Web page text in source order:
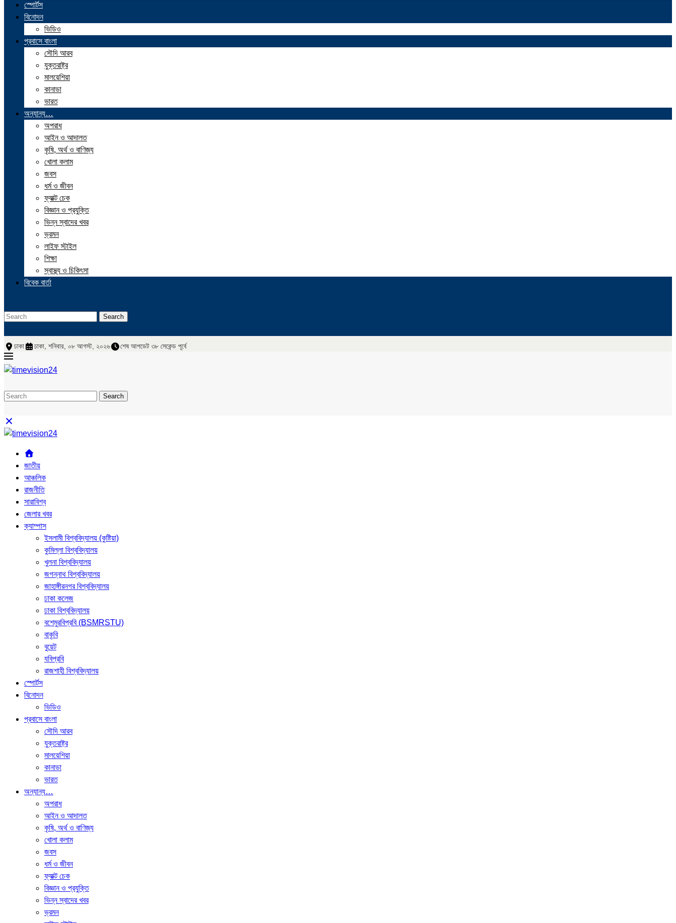
স্পোর্টস
বিনোদন
ভিডিও
প্রবাসে বাংলা
সৌদি আরব
যুক্তরাষ্ট্র
মালয়েশিয়া
কানাডা
ভারত
অন্যান্য…
অপরাধ
আইন ও আদালত
কৃষি, অর্থ ও বাণিজ্য
খোলা কলাম
জবস
ধর্ম ও জীবন
ফ্যাক্ট চেক
বিজ্ঞান ও প্রযুক্তি
ভিন্ন স্বাদের খবর
ভ্রমন
লাইফ স্টাইল
শিক্ষা
স্বাস্থ্য ও চিকিৎসা
বিবেক বার্তা
Search
ঢাকা ঢাকা, শনিবার, ০৮ আগস্ট, ২০২৬ শেষ আপডেট ৩৮ সেকেন্ড পূর্বে
Search
জাতীয়
আঞ্চলিক
রাজনীতি
সারাবিশ্ব
জেলার খবর
ক্যাম্পাস
ইসলামী বিশ্ববিদ্যালয় (কুষ্টিয়া)
কুমিল্লা বিশ্ববিদ্যালয়
খুলনা বিশ্ববিদ্যালয়
জগন্নাথ বিশ্ববিদ্যালয়
জাহাঙ্গীরনগর বিশ্ববিদ্যালয়
ঢাকা কলেজ
ঢাকা বিশ্ববিদ্যালয়
বশেমুরবিপ্রবি (BSMRSTU)
বাকৃবি
বুয়েট
যবিপ্রবি
রাজশাহী বিশ্ববিদ্যালয়
স্পোর্টস
বিনোদন
ভিডিও
প্রবাসে বাংলা
সৌদি আরব
যুক্তরাষ্ট্র
মালয়েশিয়া
কানাডা
ভারত
অন্যান্য…
অপরাধ
আইন ও আদালত
কৃষি, অর্থ ও বাণিজ্য
খোলা কলাম
জবস
ধর্ম ও জীবন
ফ্যাক্ট চেক
বিজ্ঞান ও প্রযুক্তি
ভিন্ন স্বাদের খবর
ভ্রমন